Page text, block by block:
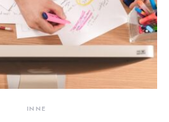
INNE